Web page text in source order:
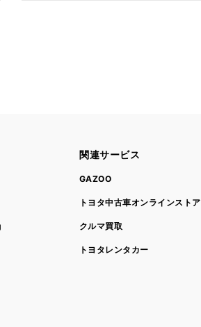
関連サービス
GAZOO
トヨタ中古車オンラインストア
クルマ買取
トヨタレンタカー